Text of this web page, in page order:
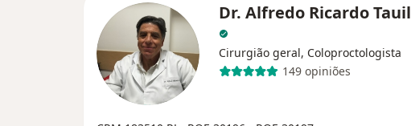
Dr. Alfredo Ricardo Tauil
Cirurgião geral, Coloproctologista
149 opiniões